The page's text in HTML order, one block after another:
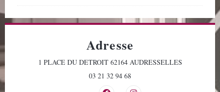
Adresse
1 PLACE DU DETROIT 62164 AUDRESSELLES((ouvre une
03 21 32 94 68